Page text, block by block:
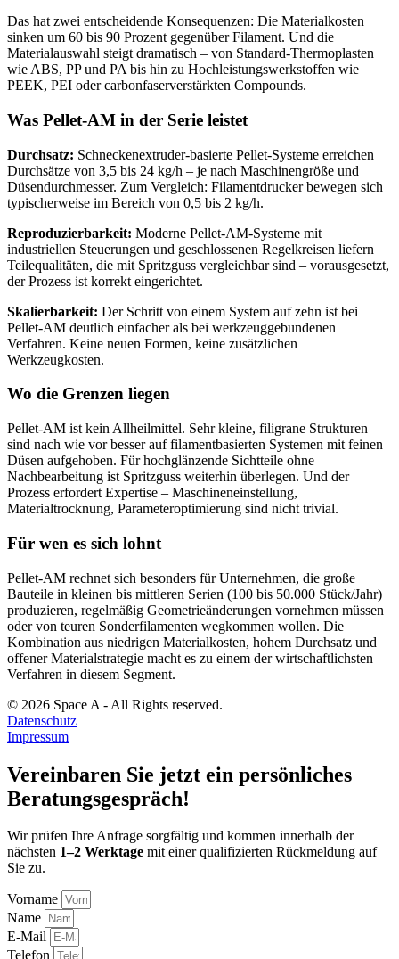
Das hat zwei entscheidende Konsequenzen: Die Materialkosten
sinken um 60 bis 90 Prozent gegenüber Filament. Und die
Materialauswahl steigt dramatisch – von Standard-Thermoplasten
wie ABS, PP und PA bis hin zu Hochleistungswerkstoffen wie
PEEK, PEI oder carbonfaserverstärkten Compounds.
Was Pellet-AM in der Serie leistet
Durchsatz: Schneckenextruder-basierte Pellet-Systeme erreichen
Durchsätze von 3,5 bis 24 kg/h – je nach Maschinengröße und
Düsendurchmesser. Zum Vergleich: Filamentdrucker bewegen sich
typischerweise im Bereich von 0,5 bis 2 kg/h.
Reproduzierbarkeit: Moderne Pellet-AM-Systeme mit
industriellen Steuerungen und geschlossenen Regelkreisen liefern
Teilequalitäten, die mit Spritzguss vergleichbar sind – vorausgesetzt,
der Prozess ist korrekt eingerichtet.
Skalierbarkeit: Der Schritt von einem System auf zehn ist bei
Pellet-AM deutlich einfacher als bei werkzeuggebundenen
Verfahren. Keine neuen Formen, keine zusätzlichen
Werkzeugkosten.
Wo die Grenzen liegen
Pellet-AM ist kein Allheilmittel. Sehr kleine, filigrane Strukturen
sind nach wie vor besser auf filamentbasierten Systemen mit feinen
Düsen aufgehoben. Für hochglänzende Sichtteile ohne
Nachbearbeitung ist Spritzguss weiterhin überlegen. Und der
Prozess erfordert Expertise – Maschineneinstellung,
Materialtrocknung, Parameteroptimierung sind nicht trivial.
Für wen es sich lohnt
Pellet-AM rechnet sich besonders für Unternehmen, die große
Bauteile in kleinen bis mittleren Serien (100 bis 50.000 Stück/Jahr)
produzieren, regelmäßig Geometrieänderungen vornehmen müssen
oder von teuren Sonderfilamenten wegkommen wollen. Die
Kombination aus niedrigen Materialkosten, hohem Durchsatz und
offener Materialstrategie macht es zu einem der wirtschaftlichsten
Verfahren in diesem Segment.
© 2026 Space A - All Rights reserved.
Datenschutz
Impressum
Vereinbaren Sie jetzt ein persönliches
Beratungsgespräch!
Wir prüfen Ihre Anfrage sorgfältig und kommen innerhalb der
nächsten 1–2 Werktage mit einer qualifizierten Rückmeldung auf
Sie zu.
Vorname
Name
E-Mail
Telefon